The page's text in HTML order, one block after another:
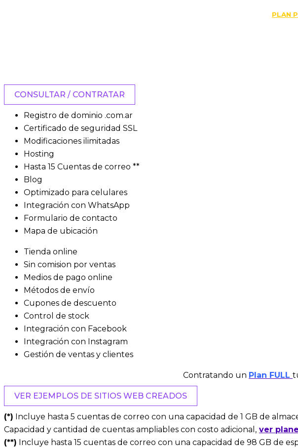
PLAN
CONSULTAR / CONTRATAR
Registro de dominio .com.ar
Certificado de seguridad SSL
Modificaciones ilimitadas
Hosting
Hasta 15 Cuentas de correo **
Blog
Optimizado para celulares
Integración con WhatsApp
Formulario de contacto
Mapa de ubicación
Tienda online
Sin comision por ventas
Medios de pago online
Métodos de envío
Cupones de descuento
Control de stock
Integración con Facebook
Integración con Instagram
Gestión de ventas y clientes
Contratando un Plan FULL
VER EJEMPLOS DE SITIOS WEB CREADOS
(*) Incluye hasta 5 cuentas de correo con una capacidad de 1 GB de
Capacidad y cantidad de cuentas ampliables con costo adicional, ver
(**) Incluye hasta 15 cuentas de correo con una capacidad de 98 GB de